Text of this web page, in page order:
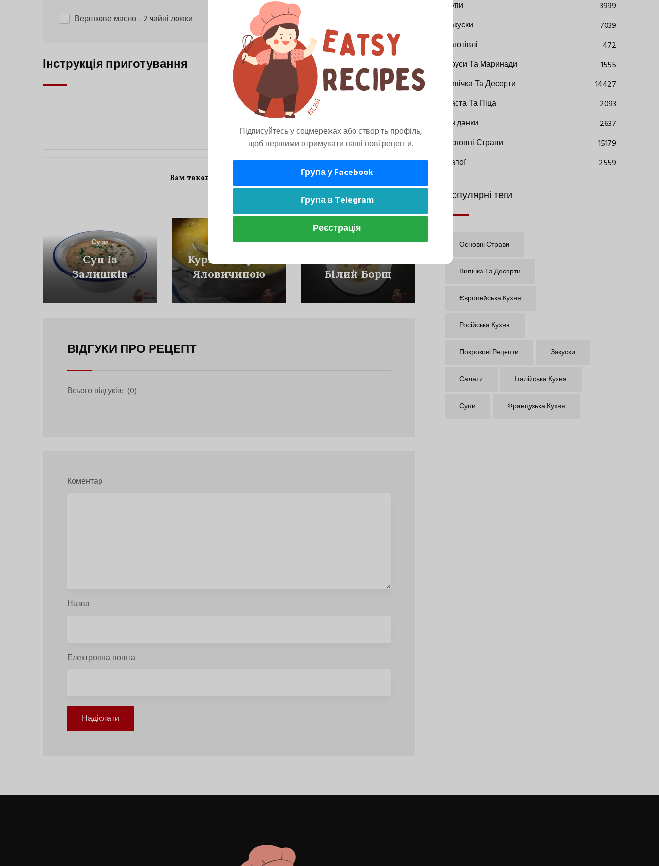
Вершкове масло- 2 чайні ложки
Інструкція приготування
Вам також може сподобатися
Супи
Суп Із
Залишків
Столу
Супи
Курячий Суп З
Яловичиною
Супи
Білий Борщ
ВІДГУКИ ПРО РЕЦЕПТ
Всього відгуків: (0)
Коментар
Назва
Електронна пошта
Надіслати
Супи
3999
Закуски
7039
Заготівлі
472
Соуси Та Маринади
1555
Випічка Та Десерти
14427
Паста Та Піца
2093
Сніданки
2637
Основні Страви
15179
Напої
2559
Популярні теги
Основні Страви
Випічка Та Десерти
Європейська Кухня
Російська Кухня
Покрокові Рецепти Закуски
Салати Італійська Кухня
Супи Французька Кухня
Підписуйтесь у соцмережах або створіть профіль,
щоб першими отримувати наші нові рецепти.
Група у Facebook
Група в Telegram
Реєстрація